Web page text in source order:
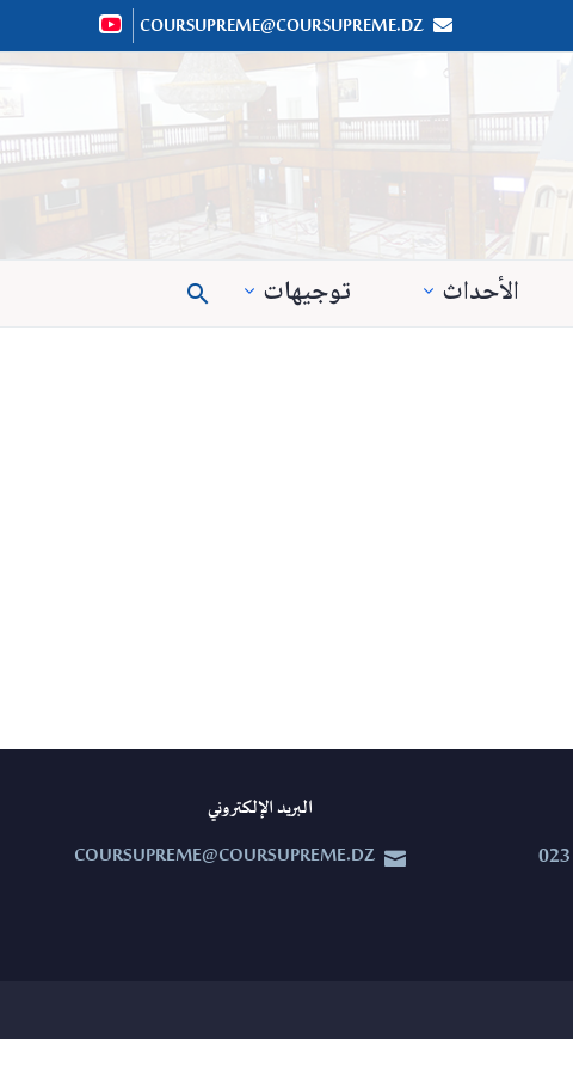


COURSUPREME@COURSUPREME.DZ
الأحداث توجيهات 
البريد الإلكتروني


COURSUPREME@COURSUPREME.DZ